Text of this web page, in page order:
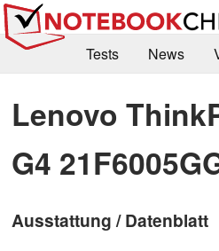
Tests News
Kaufberatung
Deals
Forum
Lenovo
G4
Ausstattung / Datenblatt